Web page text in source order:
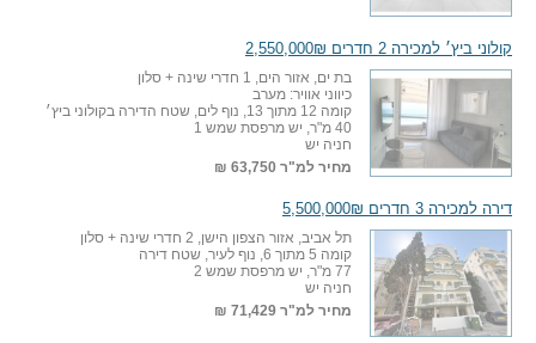
קולוני ביץ׳ למכירה 2 חדרים 2,550,000₪
בת ים, אזור הים, 1 חדרי שינה + סלון
כיווני אוויר: מערב
קומה 12 מתוך 13, נוף לים, שטח הדירה בקולוני ביץ׳
40 מ"ר, יש מרפסת שמש 1
חניה יש
מחיר למ"ר 63,750 ₪
דירה למכירה 3 חדרים 5,500,000₪
תל אביב, אזור הצפון הישן, 2 חדרי שינה + סלון
קומה 5 מתוך 6, נוף לעיר, שטח דירה
77 מ"ר, יש מרפסת שמש 2
חניה יש
מחיר למ"ר 71,429 ₪